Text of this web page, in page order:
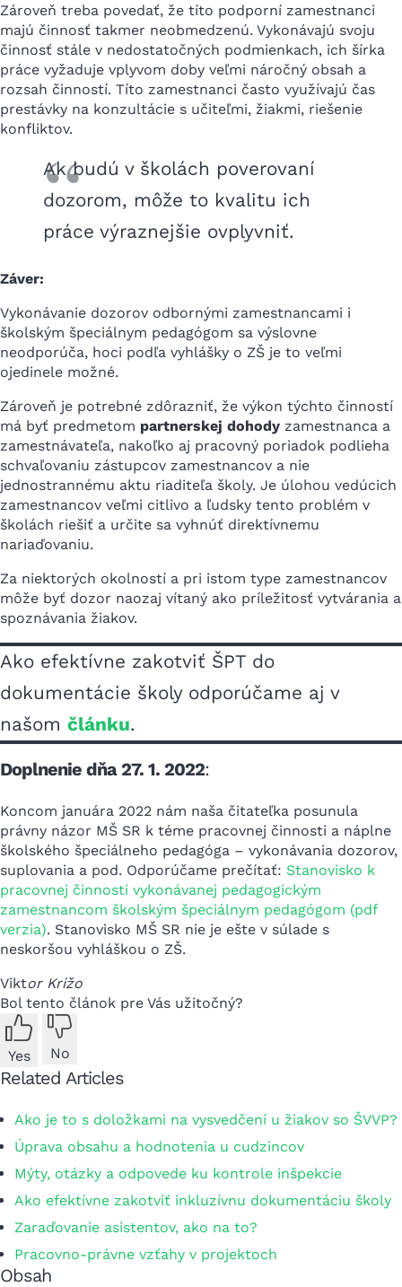
Zároveň treba povedať, že títo podporní zamestnanci
majú činnosť takmer neobmedzenú. Vykonávajú svoju
činnosť stále v nedostatočných podmienkach, ich šírka
práce vyžaduje vplyvom doby veľmi náročný obsah a
rozsah činností. Títo zamestnanci často využívajú čas
prestávky na konzultácie s učiteľmi, žiakmi, riešenie
konfliktov.
Ak budú v školách poverovaní
dozorom, môže to kvalitu ich
práce výraznejšie ovplyvniť.
Záver:
Vykonávanie dozorov odbornými zamestnancami i
školským špeciálnym pedagógom sa výslovne
neodporúča, hoci podľa vyhlášky o ZŠ je to veľmi
ojedinele možné.
Zároveň je potrebné zdôrazniť, že výkon týchto činností
má byť predmetom partnerskej dohody zamestnanca a
zamestnávateľa, nakoľko aj pracovný poriadok podlieha
schvaľovaniu zástupcov zamestnancov a nie
jednostrannému aktu riaditeľa školy. Je úlohou vedúcich
zamestnancov veľmi citlivo a ľudsky tento problém v
školách riešiť a určite sa vyhnúť direktívnemu
nariaďovaniu.
Za niektorých okolností a pri istom type zamestnancov
môže byť dozor naozaj vítaný ako príležitosť vytvárania a
spoznávania žiakov.
Ako efektívne zakotviť ŠPT do
dokumentácie školy odporúčame aj v
našom článku.
Doplnenie dňa 27. 1. 2022:
Koncom januára 2022 nám naša čitateľka posunula
právny názor MŠ SR k téme pracovnej činnosti a náplne
školského špeciálneho pedagóga – vykonávania dozorov,
suplovania a pod. Odporúčame prečítať: Stanovisko k
pracovnej činnosti vykonávanej pedagogickým
zamestnancom školským špeciálnym pedagógom (pdf
verzia). Stanovisko MŠ SR nie je ešte v súlade s
neskoršou vyhláškou o ZŠ.
Viktor Križo
Bol tento článok pre Vás užitočný?
Yes No
Related Articles
Ako je to s doložkami na vysvedčení u žiakov so ŠVVP?
Úprava obsahu a hodnotenia u cudzincov
Mýty, otázky a odpovede ku kontrole inšpekcie
Ako efektívne zakotviť inkluzívnu dokumentáciu školy
Zaraďovanie asistentov, ako na to?
Pracovno-právne vzťahy v projektoch
Obsah